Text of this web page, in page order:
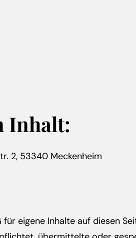
Inhalt:
2, 53340 Meckenheim
eigene Inhalte auf diesen